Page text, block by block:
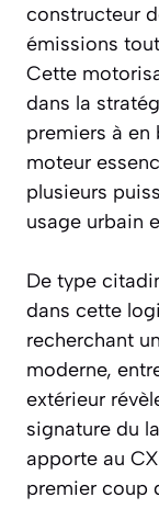
constructeur
émissions
Cette
dans la
premiers à en
moteur
plusieurs
usage urbain
De type
dans cette
recherchant
moderne,
extérieur
signature du
apporte au
premier coup